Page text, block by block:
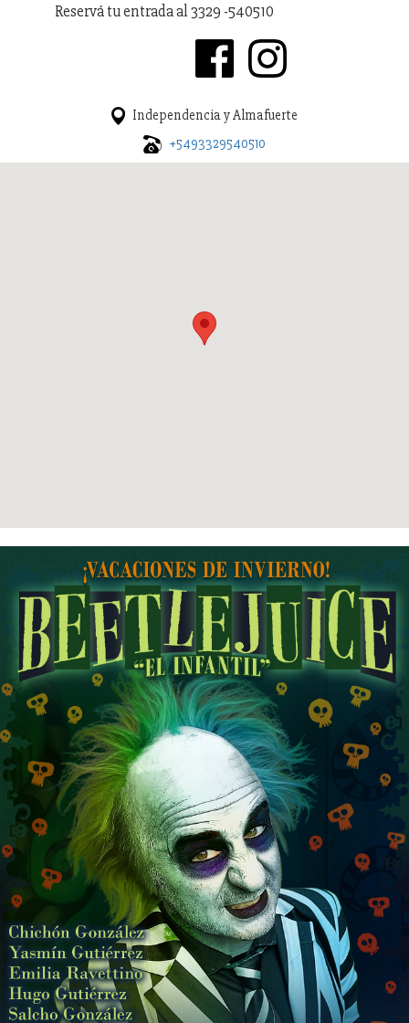
Reservá tu entrada al 3329 -540510
Independencia y Almafuerte
+5493329540510